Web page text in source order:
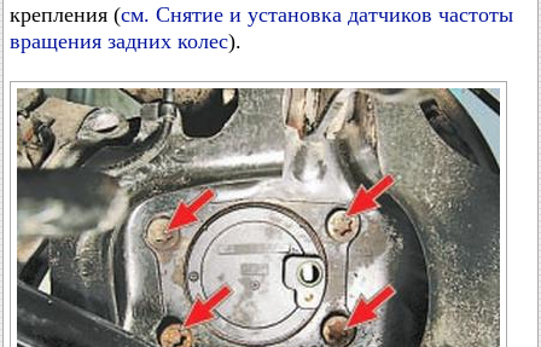
крепления (см. Снятие и установка датчиков частоты
вращения задних колес).